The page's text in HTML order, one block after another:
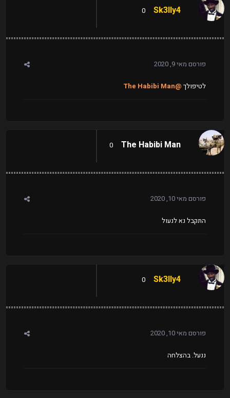
Sk3lly4
0
פורסם מאי 9, 2020
לטיפולך @The Habibi Man
The Habibi Man
0
פורסם מאי 10, 2020
התקבל נא לנעול
Sk3lly4
0
פורסם מאי 10, 2020
ננעל. בהצלחה